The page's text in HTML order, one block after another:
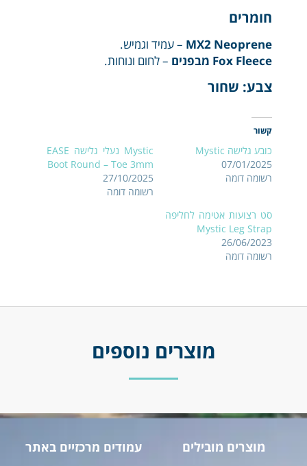
חומרים
MX2 Neoprene – עמיד וגמיש.
Fox Fleece מבפנים
– לחום ונוחות.
צבע: שחור
קשור
כובע גלישה Mystic
07/01/2025
רשומה דומה
Mystic נעלי גלישה EASE
Boot Round – Toe 3mm
27/10/2025
רשומה דומה
סט רצועות אטימה לחליפה
Mystic Leg Strap
26/06/2023
רשומה דומה
מוצרים נוספים
מוצרים מובילים עמודים מרכזיים באתר